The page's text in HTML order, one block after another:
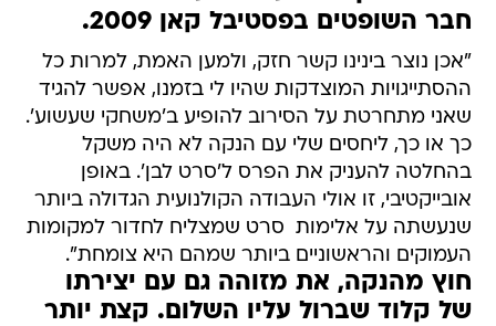
חבר השופטים בפסטיבל קאן 2009.
"אכן נוצר בינינו קשר חזק, ולמען האמת, למרות כל
ההסתייגויות המוצדקות שהיו לי בזמנו, אפשר להגיד
שאני מתחרטת על הסירוב להופיע ב'משחקי שעשוע'.
כך או כך, ליחסים שלי עם הנקה לא היה משקל
בהחלטה להעניק את הפרס ל'סרט לבן'. באופן
אובייקטיבי, זו אולי העבודה הקולנועית הגדולה ביותר
שנעשתה על אלימות  סרט שמצליח לחדור למקומות
העמוקים והראשוניים ביותר שמהם היא צומחת".
חוץ מהנקה, את מזוהה גם עם יצירתו
של קלוד שברול עליו השלום. קצת יותר